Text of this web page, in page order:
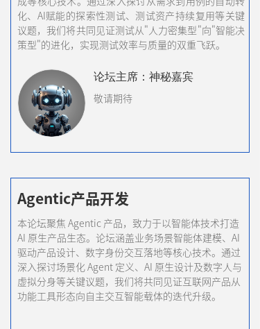
论坛主席 ： 神秘嘉宾
化、AI赋能的探索性测试、测试资产持续复用等关键
议题，我们将共同见证测试从"人力密集型"向"智能决
策型"的进化，实现测试效率与质量的双重飞跃。
敬请期待
本论坛聚焦 Agentic 产品，致力于以智能体技术打造
AI 原生产品生态。论坛涵盖业务场景智能体建模、AI
驱动产品设计、数字身份交互落地等核心技术。通过
深入探讨场景化 Agent 定义、AI 原生设计及数字人与
虚拟分身等关键议题，我们将共同见证互联网产品从
功能工具形态向自主交互智能载体的迭代升级。
Agentic产品开发